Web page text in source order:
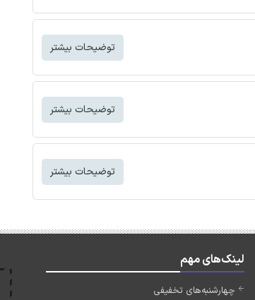
توضیحات بیشتر
توضیحات بیشتر
توضیحات بیشتر
لینک‌های مهم
چهارشنبه‌های تخفیفی